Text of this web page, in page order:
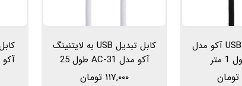
کابل تبدیل USB-C آکو مدل
کابل تبدیل USB به لایتنینگ
آکو مدل AC-31 طول 25
سانتی متر
۱۱۷,۰۰۰ تومان